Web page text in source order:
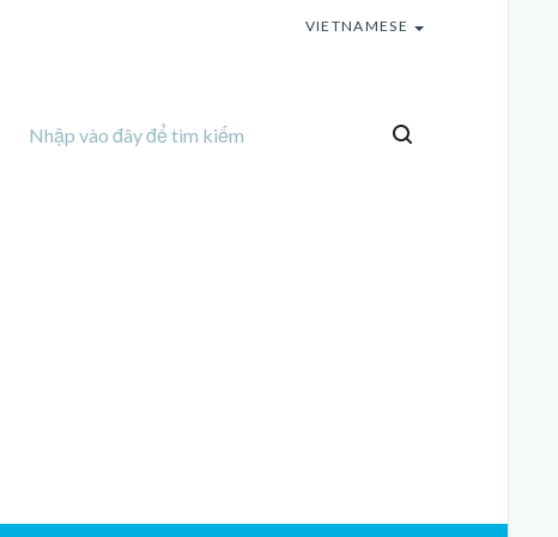
VIETNAMESE